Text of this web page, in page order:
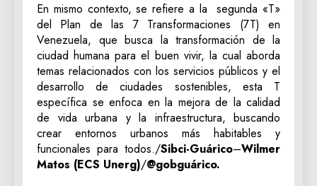
En mismo contexto, se refiere a la segunda «T»
del Plan de las 7 Transformaciones (7T) en
Venezuela, que busca la transformación de la
ciudad humana para el buen vivir, la cual aborda
temas relacionados con los servicios públicos y el
desarrollo de ciudades sostenibles, esta T
específica se enfoca en la mejora de la calidad
de vida urbana y la infraestructura, buscando
crear entornos urbanos más habitables y
funcionales para todos./Sibci-Guárico–Wilmer
Matos (ECS Unerg)/@gobguárico.